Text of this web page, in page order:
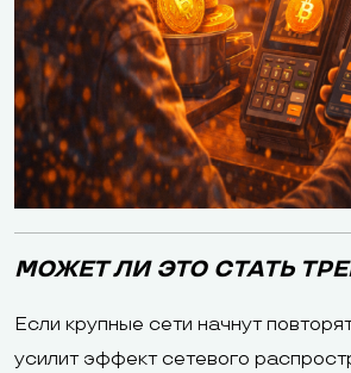
МОЖЕТ ЛИ ЭТО СТАТЬ
Если крупные сети начнут
усилит эффект сетевого